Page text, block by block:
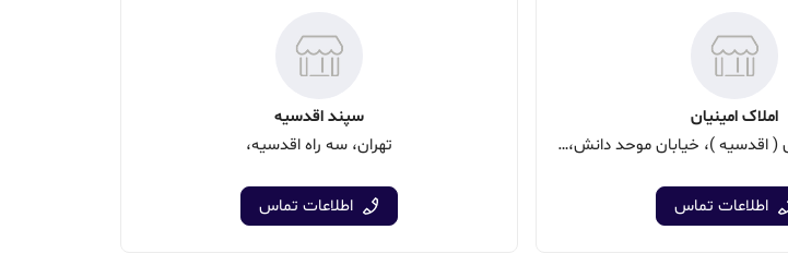
املاک امینیان
تهران، خیابان لنگری ( اقدسیه )، خیابان موحد دانش، جنب بانک سامان، پلاک 65
اطلاعات تماس
سپند اقدسیه
تهران، سه راه اقدسیه،
اطلاعات تماس